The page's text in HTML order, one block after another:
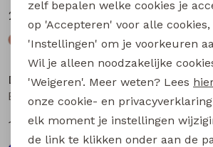
24,99
19,99
D-zine
Bailee W20080 meisjes sweatshirt Wijnrood
19,99
D-zine
17,99
zelf bepalen welke cookies je
op 'Accepteren' voor alle cookies,
'Instellingen' om je voorkeuren
Wil je alleen noodzakelijke
'Weigeren'. Meer weten? Lees
onze cookie- en
elk moment je instellingen
de link te klikken onder aan de